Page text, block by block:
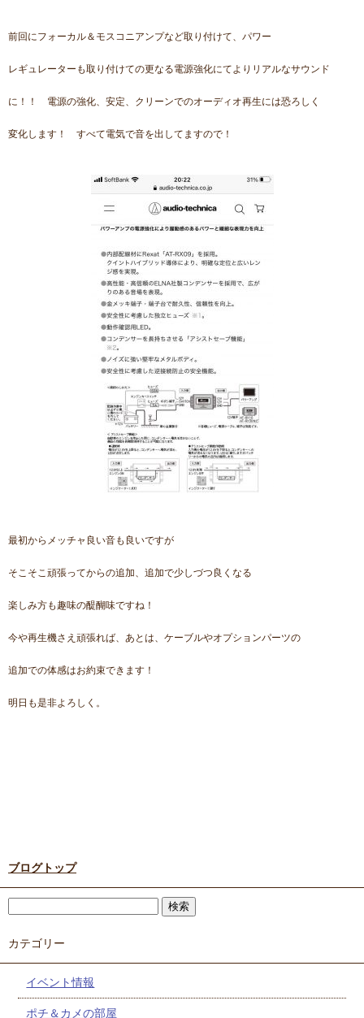
前回にフォーカル＆モスコニアンプなど取り付けて、パワー
レギュレーターも取り付けての更なる電源強化にてよりリアルなサウンド
に！！ 電源の強化、安定、クリーンでのオーディオ再生には恐ろしく
変化します！ すべて電気で音を出してますので！
最初からメッチャ良い音も良いですが
そこそこ頑張ってからの追加、追加で少しづつ良くなる
楽しみ方も趣味の醍醐味ですね！
今や再生機さえ頑張れば、あとは、ケーブルやオプションパーツの
追加での体感はお約束できます！
明日も是非よろしく。
ブログトップ
カテゴリー
イベント情報
ポチ＆カメの部屋